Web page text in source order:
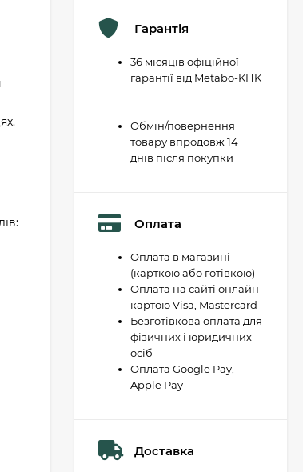
Гарантія
36 місяців офіційної
гарантії від Metabo-KHK
Обмін/повернення
товару впродовж 14
днів після покупки
Оплата
Оплата в магазині
(карткою або готівкою)
Оплата на сайті онлайн
картою Visa, Mastercard
Безготівкова оплата для
фізичних і юридичних
осіб
Оплата Google Pay,
Apple Pay
Доставка